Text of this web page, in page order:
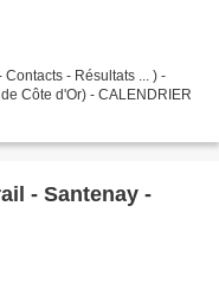
- Résultats ... ) -
Côte d'Or) - CALENDRIER
- Santenay -